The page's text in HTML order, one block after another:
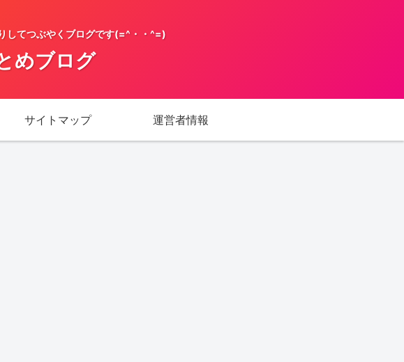
してつぶやくブログです(=^・・^=)
めブログ
サイトマップ 運営者情報